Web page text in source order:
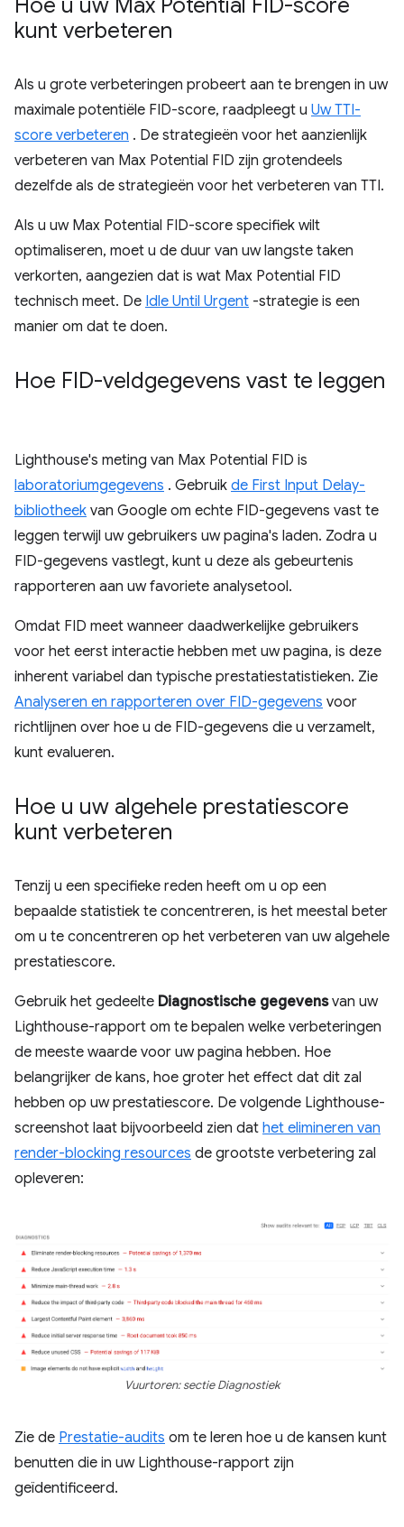
kunt verbeteren
Als u grote verbeteringen probeert aan te brengen in uw
maximale potentiële FID-score, raadpleegt u Uw TTI-
score verbeteren . De strategieën voor het aanzienlijk
verbeteren van Max Potential FID zijn grotendeels
dezelfde als de strategieën voor het verbeteren van TTI.
Als u uw Max Potential FID-score specifiek wilt
optimaliseren, moet u de duur van uw langste taken
verkorten, aangezien dat is wat Max Potential FID
technisch meet. De Idle Until Urgent -strategie is een
manier om dat te doen.
Hoe FID-veldgegevens vast te leggen
Lighthouse's meting van Max Potential FID is
laboratoriumgegevens . Gebruik de First Input Delay-
bibliotheek van Google om echte FID-gegevens vast te
leggen terwijl uw gebruikers uw pagina's laden. Zodra u
FID-gegevens vastlegt, kunt u deze als gebeurtenis
rapporteren aan uw favoriete analysetool.
Omdat FID meet wanneer daadwerkelijke gebruikers
voor het eerst interactie hebben met uw pagina, is deze
inherent variabel dan typische prestatiestatistieken. Zie
Analyseren en rapporteren over FID-gegevens voor
richtlijnen over hoe u de FID-gegevens die u verzamelt,
kunt evalueren.
Hoe u uw algehele prestatiescore
kunt verbeteren
Tenzij u een specifieke reden heeft om u op een
bepaalde statistiek te concentreren, is het meestal beter
om u te concentreren op het verbeteren van uw algehele
prestatiescore.
Gebruik het gedeelte Diagnostische gegevensvan uw
Lighthouse-rapport om te bepalen welke verbeteringen
de meeste waarde voor uw pagina hebben. Hoe
belangrijker de kans, hoe groter het effect dat dit zal
hebben op uw prestatiescore. De volgende Lighthouse-
screenshot laat bijvoorbeeld zien dat het elimineren van
render-blocking resources de grootste verbetering zal
opleveren:
Vuurtoren: sectie Diagnostiek
Zie de Prestatie-audits om te leren hoe u de kansen kunt
benutten die in uw Lighthouse-rapport zijn
geïdentificeerd.